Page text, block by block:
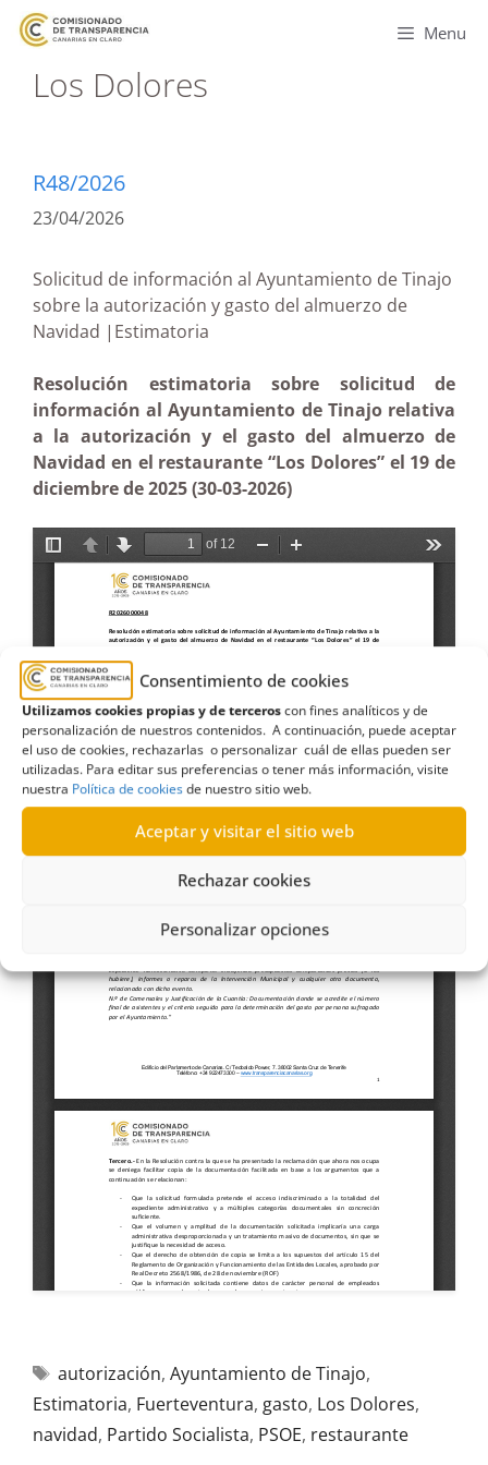
Consentimiento de cookies
Utilizamos cookies propias y de terceroscon fines analíticos y de
personalización de nuestros contenidos. A continuación, puede aceptar
el uso de cookies, rechazarlas o personalizar cuál de ellas pueden ser
utilizadas. Para editar sus preferencias o tener más información, visite
nuestra Política de cookiesde nuestro sitio web.
Aceptar y visitar el sitio web
Rechazar cookies
Personalizar opciones
Menu
Los Dolores
R48/2026
23/04/2026
Solicitud de información al Ayuntamiento de Tinajo
sobre la autorización y gasto del almuerzo de
Navidad |Estimatoria
Resolución estimatoria sobre solicitud de
información al Ayuntamiento de Tinajo relativa
a la autorización y el gasto del almuerzo de
Navidad en el restaurante “Los Dolores” el 19 de
diciembre de 2025 (30-03-2026)
autorización, Ayuntamiento de Tinajo,
Estimatoria, Fuerteventura, gasto, Los Dolores,
navidad, Partido Socialista, PSOE, restaurante